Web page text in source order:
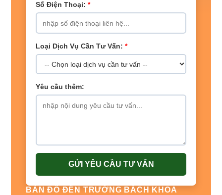
Số Điện Thoại: *
Loại Dịch Vụ Cần Tư Vấn: *
Yêu cầu thêm:
GỬI YÊU CẦU TƯ VẤN
BẢN ĐỒ ĐẾN TRƯỜNG BÁCH KHOA